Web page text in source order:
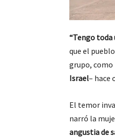
“Tengo toda
que el
grupo,
Israel– hace
El temor
narró la
angustia de